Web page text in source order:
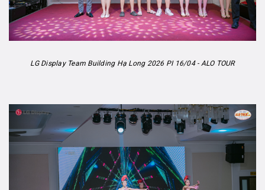
LG Display Team Building Hạ Long 2026 PI 16/04 - ALO TOUR